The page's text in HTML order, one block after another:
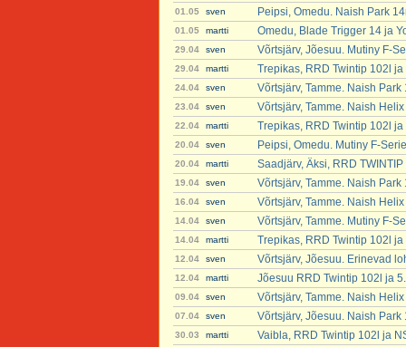
01.05 sven Peipsi, Omedu. Naish Park
01.05 martti Omedu, Blade Trigger 14 ja
29.04 sven Võrtsjärv, Jõesuu. Mutiny F-
29.04 martti Trepikas, RRD Twintip 102l ja
24.04 sven Võrtsjärv, Tamme. Naish Park
23.04 sven Võrtsjärv, Tamme. Naish
22.04 martti Trepikas, RRD Twintip 102l ja
20.04 sven Peipsi, Omedu. Mutiny F-
20.04 martti Saadjärv, Äksi, RRD
19.04 sven Võrtsjärv, Tamme. Naish Park
16.04 sven Võrtsjärv, Tamme. Naish
14.04 sven Võrtsjärv, Tamme. Mutiny F-
14.04 martti Trepikas, RRD Twintip 102l ja
12.04 sven Võrtsjärv, Jõesuu. Erinevad
12.04 martti Jõesuu RRD Twintip 102l ja
09.04 sven Võrtsjärv, Tamme. Naish
07.04 sven Võrtsjärv, Jõesuu. Naish Park
30.03 martti Vaibla, RRD Twintip 102l ja